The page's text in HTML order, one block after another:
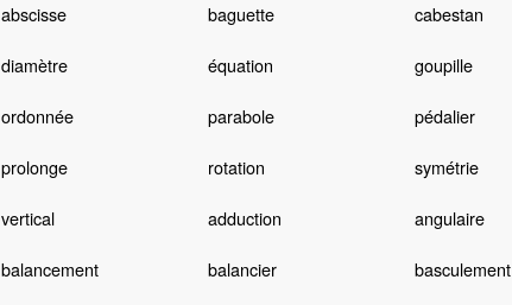
abscisse baguette cabestan
diamètre équation goupille
ordonnée parabole pédalier
prolonge rotation symétrie
vertical adduction angulaire
balancement balancier basculement